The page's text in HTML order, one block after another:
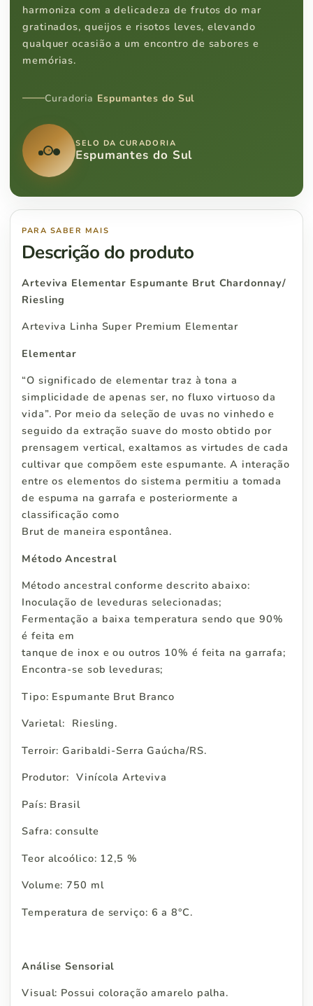
harmoniza com a delicadeza de frutos do mar
gratinados, queijos e risotos leves, elevando
qualquer ocasião a um encontro de sabores e
memórias.
Curadoria Espumantes do Sul
SELO DA CURADORIA
Espumantes do Sul
PARA SABER MAIS
Descrição do produto
Arteviva Elementar Espumante Brut Chardonnay/
Riesling
Arteviva Linha Super Premium Elementar
Elementar
“O significado de elementar traz à tona a
simplicidade de apenas ser, no fluxo virtuoso da
vida”. Por meio da seleção de uvas no vinhedo e
seguido da extração suave do mosto obtido por
prensagem vertical, exaltamos as virtudes de cada
cultivar que compõem este espumante. A interação
entre os elementos do sistema permitiu a tomada
de espuma na garrafa e posteriormente a
classificação como
Brut de maneira espontânea.
Método Ancestral
Método ancestral conforme descrito abaixo:
Inoculação de leveduras selecionadas;
Fermentação a baixa temperatura sendo que 90%
é feita em
tanque de inox e ou outros 10% é feita na garrafa;
Encontra-se sob leveduras;
Tipo: Espumante Brut Branco
Varietal: Riesling.
Terroir: Garibaldi-Serra Gaúcha/RS.
Produtor: Vinícola Arteviva
País: Brasil
Safra: consulte
Teor alcoólico: 12,5 %
Volume: 750 ml
Temperatura de serviço: 6 a 8°C.
Análise Sensorial
Visual: Possui coloração amarelo palha.